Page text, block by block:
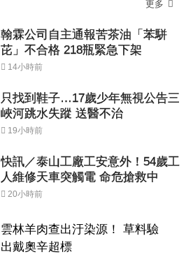
更多
翰霖公司自主通報苦茶油「苯駢
芘」不合格 218瓶緊急下架
14小時前
只找到鞋子…17歲少年無視公告三
峽河跳水失蹤 送醫不治
19小時前
快訊／泰山工廠工安意外！54歲工
人維修天車突觸電 命危搶救中
20小時前
雲林羊肉查出汙染源！ 草料驗
出戴奧辛超標